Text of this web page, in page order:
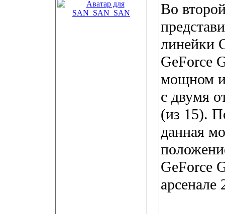
Во
линейки
GeForce
мощном и
с двумя
(из 15).
данная
GeForce
арсенале